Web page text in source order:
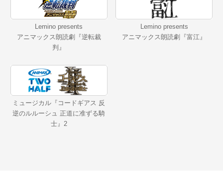
Lemino presents
アニマックス朗読劇『逆転裁
判』
Lemino presents
アニマックス朗読劇『富江』
ミュージカル『コードギアス 反
逆のルルーシュ 正道に准ずる騎
士』2